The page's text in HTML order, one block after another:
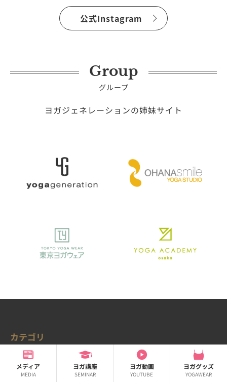
メディア
MEDIA
ヨガ講座
SEMINAR
ヨガ動画
YOUTUBE
ヨガグッズ
YOGAWEAR
公式Instagram
Group
グループ
ヨガジェネレーションの姉妹サイト
カテゴリ
ニュース
連載
ゆるベジ